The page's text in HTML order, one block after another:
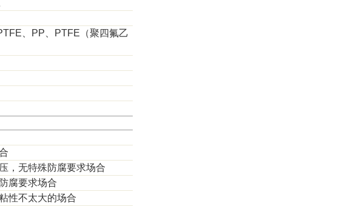
PP PTFE（聚四氟乙
，无特殊防腐要求场合
腐要求场合
性不太大的场合